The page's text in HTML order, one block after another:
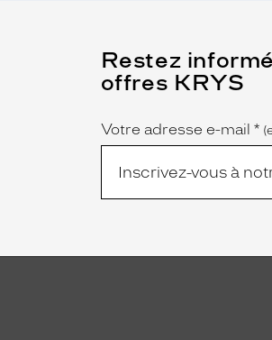
Restez
offres KRYS
Name
Votre adresse e-mail *
(Ce
champ
est
obligatoire)